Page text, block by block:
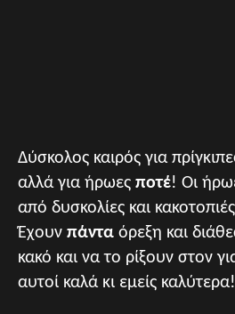
Δύσκολος καιρός για
αλλά για ήρωες ποτέ! Οι
από δυσκολίες και
Έχουν πάντα όρεξη και
κακό και να το ρίξουν στον
αυτοί καλά κι εμείς καλύτερα!